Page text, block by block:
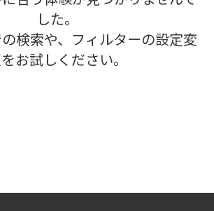
した。
検索や、フィルターの設定変
お試しください。